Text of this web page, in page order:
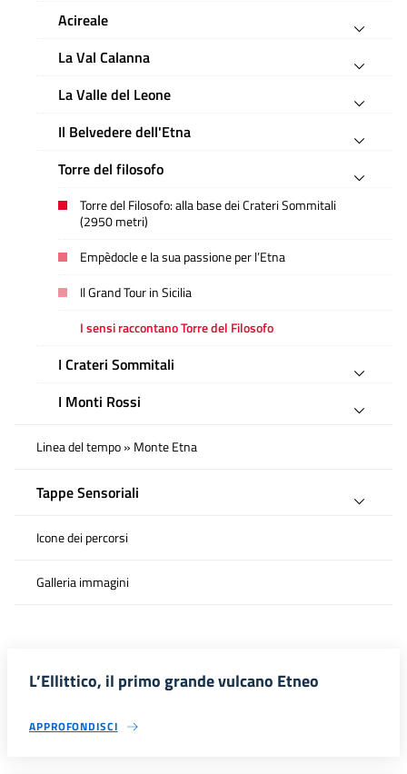
Acireale
La Val Calanna
La Valle del Leone
Il Belvedere dell'Etna
Torre del filosofo
Torre del Filosofo: alla base dei Crateri Sommitali
(2950 metri)
Empèdocle e la sua passione per l’Etna
Il Grand Tour in Sicilia
I sensi raccontano Torre del Filosofo
I Crateri Sommitali
I Monti Rossi
Linea del tempo » Monte Etna
Tappe Sensoriali
Icone dei percorsi
Galleria immagini
L’Ellittico, il primo grande vulcano Etneo
APPROFONDISCI